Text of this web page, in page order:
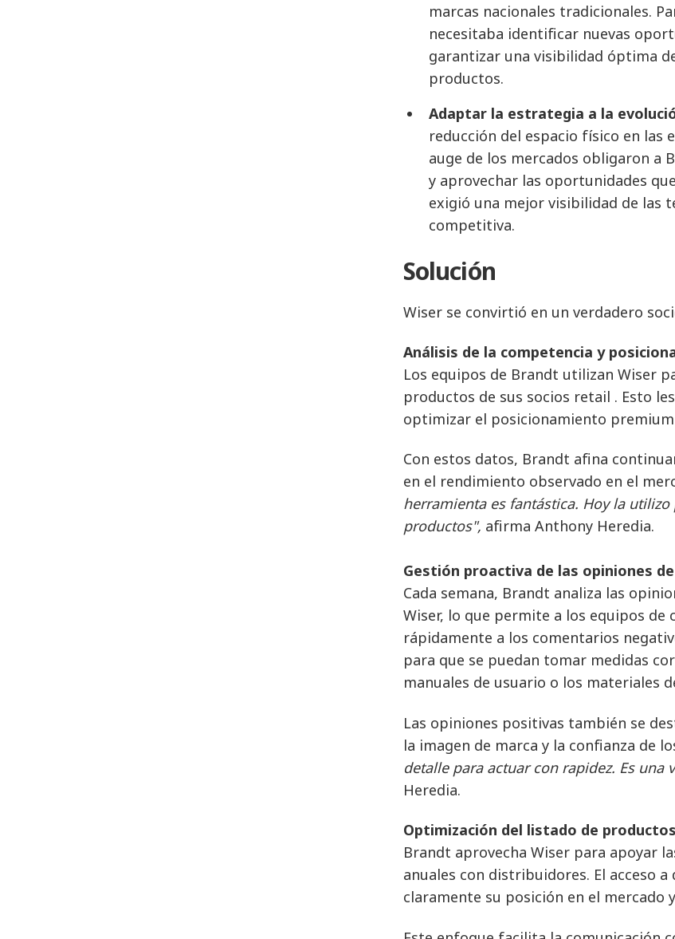
marcas nacionales tradicionales.
necesitaba identificar nuevas
garantizar una visibilidad óptima
productos.
Adaptar la estrategia a la
reducción del espacio físico en
auge de los mercados obligaron a
y aprovechar las oportunidades
exigió una mejor visibilidad de las
competitiva.
Solución
Wiser se convirtió en un verdadero
Análisis de la competencia y
Los equipos de Brandt utilizan Wiser
productos de sus socios retail . Esto
optimizar el posicionamiento
Con estos datos, Brandt afina
en el rendimiento observado en el
herramienta es fantástica. Hoy la
productos", afirma Anthony Heredia.
Gestión proactiva de las opiniones
Cada semana, Brandt analiza las
Wiser, lo que permite a los equipos
rápidamente a los comentarios
para que se puedan tomar medidas
manuales de usuario o los materiales
Las opiniones positivas también se
la imagen de marca y la confianza de
detalle para actuar con rapidez. Es
Heredia.
Optimización del listado de productos
Brandt aprovecha Wiser para apoyar
anuales con distribuidores. El acceso
claramente su posición en el